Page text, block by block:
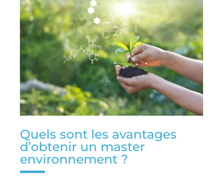
Quels sont les avantages
d’obtenir un master
environnement ?